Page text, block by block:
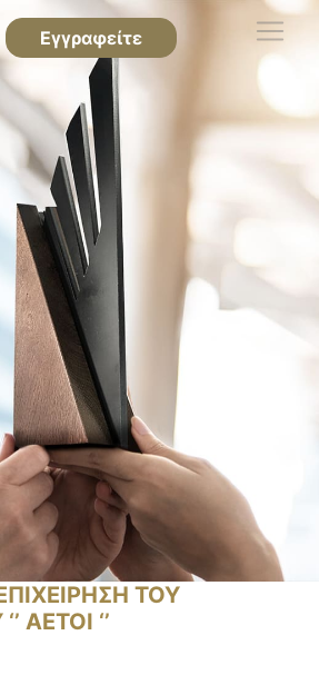
Εγγραφείτε
ΤΟΥ
ΑΕΤΟΙ ‘’